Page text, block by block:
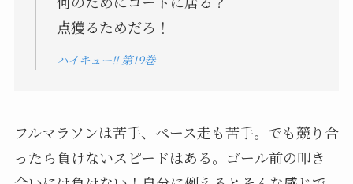
点獲るためだろ！
ハイキュー!! 第19巻
フルマラソンは苦手、ペース走も苦手。でも競り合
ったら負けないスピードはある。ゴール前の叩き